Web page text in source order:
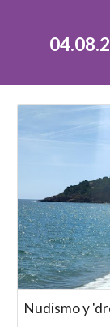
04.08
Nudismo y